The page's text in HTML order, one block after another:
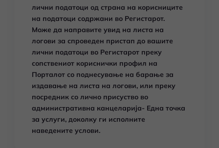
лични податоци од страна на корисниците
на податоци содржани во Регистарот.
Може да направите увид на листа на
логови за спроведен пристап до вашите
лични податоци во Регистарот преку
сопствениот кориснички профил на
Порталот со поднесување на барање за
издавање на листа на логови, или преку
посредник со лично присуство во
административна канцеларија- Една точка
за услуги, доколку ги исполните
наведените услови.